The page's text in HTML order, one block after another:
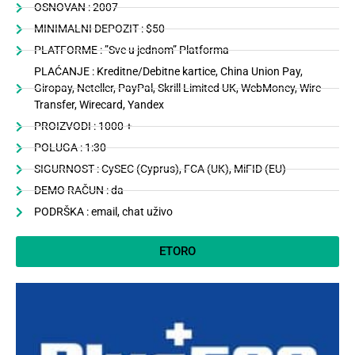
OSNOVAN : 2007
MINIMALNI DEPOZIT : $50
PLATFORME : ”Sve u jednom” Platforma
PLAĆANJE : Kreditne/Debitne kartice, China Union Pay,
Giropay, Neteller, PayPal, Skrill Limited UK, WebMoney, Wire
Transfer, Wirecard, Yandex
PROIZVODI : 1000 +
POLUGA : 1:30
SIGURNOST : CySEC (Cyprus), FCA (UK), MiFID (EU)
DEMO RAČUN : da
PODRŠKA : email, chat uživo
ETORO